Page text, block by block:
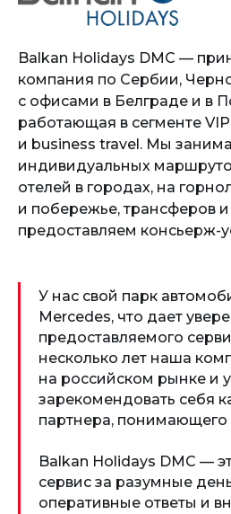
Balkan Holidays DMC —
компания по Сербии,
с офисами в Белграде и в
работающая в сегменте
и business travel. Мы
индивидуальных
отелей в городах, на
и побережье, трансферов и
предоставляем консьерж-
У нас свой парк
Mercedes, что дает
предоставляемого
несколько лет наша
на российском рынке и
зарекомендовать себя
партнера, понимающего
Balkan Holidays DMC —
сервис за разумные
оперативные ответы и